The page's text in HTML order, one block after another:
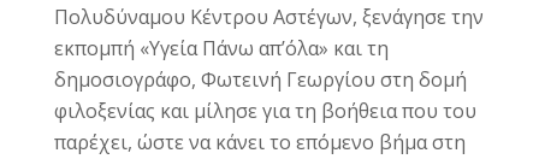
Πολυδύναμου Κέντρου Αστέγων, ξενάγησε την
εκπομπή «Υγεία Πάνω απ’όλα» και τη
δημοσιογράφο, Φωτεινή Γεωργίου στη δομή
φιλοξενίας και μίλησε για τη βοήθεια που του
παρέχει, ώστε να κάνει το επόμενο βήμα στη